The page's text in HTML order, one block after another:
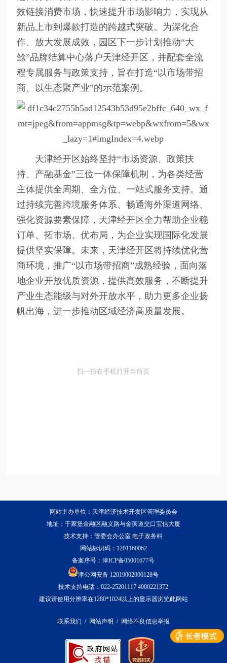
效链接消费市场，快速提升市场影响力，实现从
新品上市到爆款打造的跨越式突破。为深化合
作、放大发展成效，园区下一步计划推动“大
鲶”品牌结算中心落户天津经开区，并配套全流
程专属服务与政策支持，旨在打造“以市场带招
商、以生态聚产业”的示范案例。
天津经开区始终坚持“市场资源、政策扶
持、产融基金”三位一体保障机制，为各类经营
主体提供全周期、全方位、一站式服务支持。通
过持续完善跨境服务体系、畅通海外渠道网络、
强化资源要素保障，天津经开区全力帮助企业稳
订单、拓市场、优布局，为企业实现国际化发展
提供坚实保障。未来，天津经开区将持续优化营
商环境，推广“以市场带招商”成熟经验，面向落
地企业开放优质资源，提供高效服务，不断提升
产业生态能级与对外开放水平，助力更多企业扬
帆出海，进一步推动区域经济高质量发展。
扫一扫在手机打开当前页
网站主办单位：天津经济技术开发区管理委员会
地址：于家堡金融区融义路与金滨道交口宝信大厦
技术支持：管委会办公室 电子政务科
网站标识码：1201160062
备案序号：津ICP备05001677号
津公网安备 12019002000128号
技术支持电话：022-25201117 4000221372
建议请使用分辨率在1280*1024以上的显示器浏览此网站
联系我们 / 网站声明 / 网络不良信息举报